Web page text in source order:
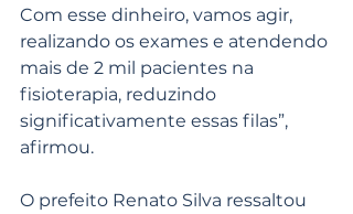
Com esse dinheiro, vamos agir,
realizando os exames e atendendo
mais de 2 mil pacientes na
fisioterapia, reduzindo
significativamente essas filas”,
afirmou.
O prefeito Renato Silva ressaltou